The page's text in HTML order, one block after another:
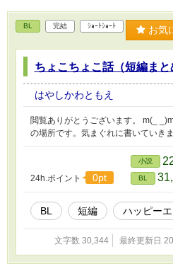
BL 完結 ｼｮｰﾄｼｮｰﾄ お気
ちょこちょこ話（短編まと
はやしかわともえ
閲覧ありがとうございます。 m(_
の場所です。気まぐれに書いていきま
24h.ポイント 0pt
小説
BL
BL 短編 ハッピー
文字数 30,344 最終更新日